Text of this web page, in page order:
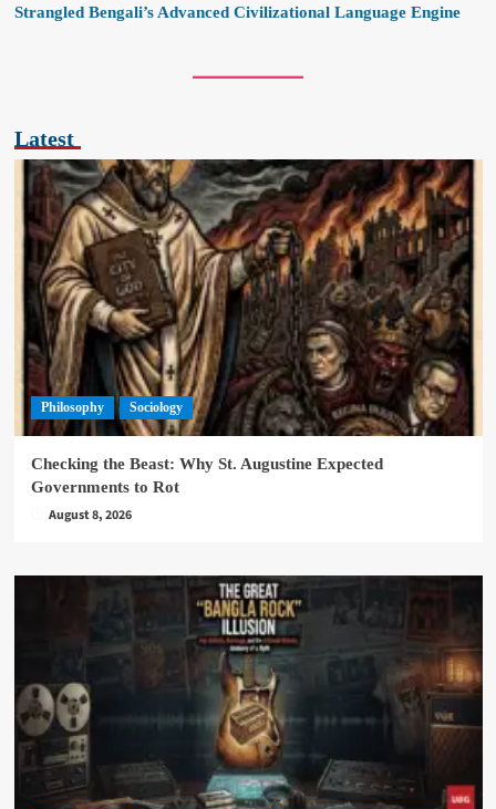
Strangled Bengali’s Advanced Civilizational Language Engine
Latest
Philosophy Sociology
Checking the Beast: Why St. Augustine Expected
Governments to Rot
August 8, 2026